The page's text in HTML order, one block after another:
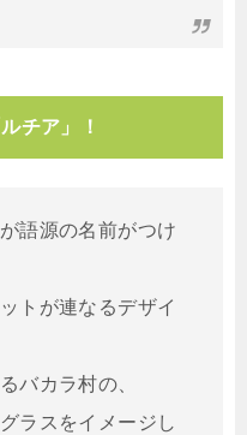
チア」！
語源の名前がつけ
トが連なるデザイ
バカラ村の、
ラスをイメージし